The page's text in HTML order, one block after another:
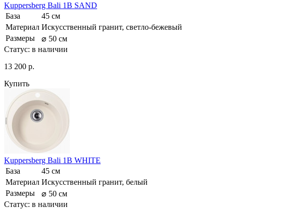
Kuppersberg Bali 1B SAND
База
45 см
Материал Искусственный гранит, светло-бежевый
Размеры
⌀ 50 см
Статус: в наличии
13 200 р.
Купить
Kuppersberg Bali 1B WHITE
База
45 см
Материал Искусственный гранит, белый
Размеры
⌀ 50 см
Статус: в наличии